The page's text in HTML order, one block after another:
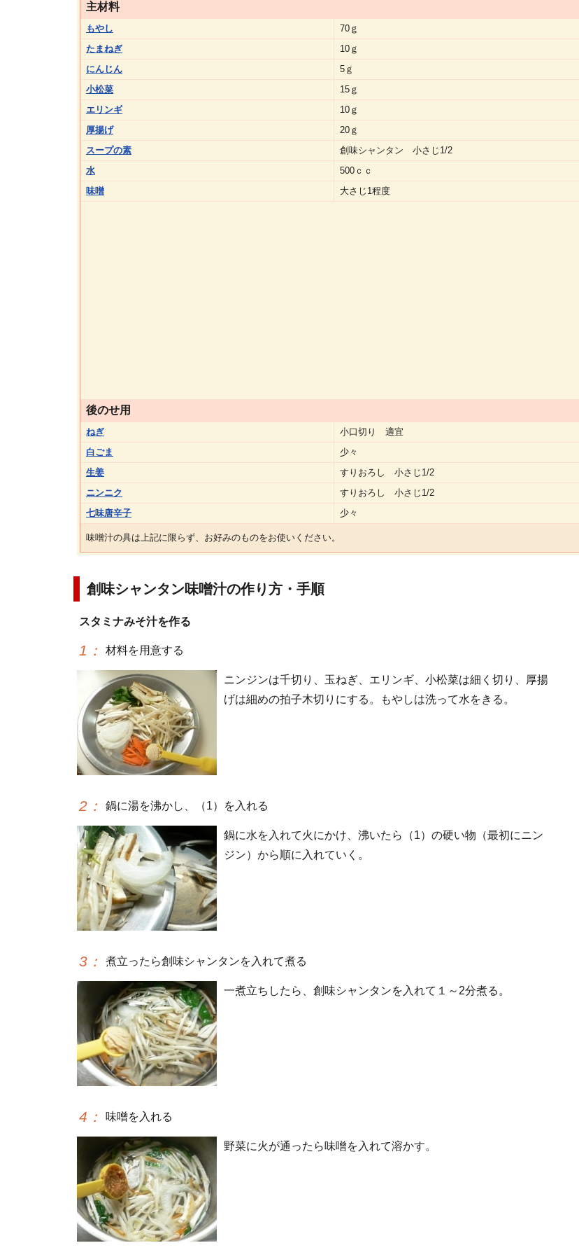
主材料
もやし
70ｇ
たまねぎ
10ｇ
にんじん
5ｇ
小松菜
15ｇ
エリンギ
10ｇ
厚揚げ
20ｇ
スープの素
創味シャンタン 小さじ1/2
水
500ｃｃ
味噌
大さじ1程度
後のせ用
ねぎ
小口切り 適宜
白ごま
少々
生姜
すりおろし 小さじ1/2
ニンニク
すりおろし 小さじ1/2
七味唐辛子
少々
味噌汁の具は上記に限らず、お好みのものをお使いください。
創味シャンタン味噌汁の作り方・手順
スタミナみそ汁を作る
1 ： 材料を用意する
ニンジンは千切り、玉ねぎ、エリンギ、小松菜は細く切り、厚揚
げは細めの拍子木切りにする。もやしは洗って水をきる。
2 ： 鍋に湯を沸かし、（1）を入れる
鍋に水を入れて火にかけ、沸いたら（1）の硬い物（最初にニン
ジン）から順に入れていく。
3 ： 煮立ったら創味シャンタンを入れて煮る
一煮立ちしたら、創味シャンタンを入れて１～2分煮る。
4 ： 味噌を入れる
野菜に火が通ったら味噌を入れて溶かす。